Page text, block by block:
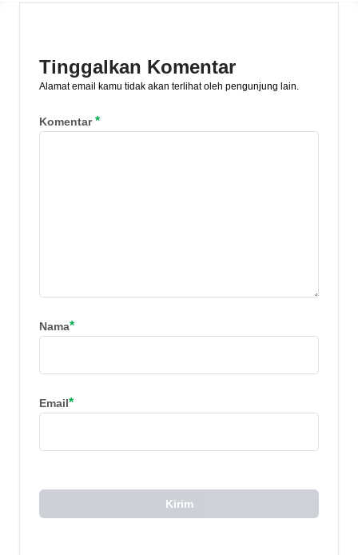
Tinggalkan Komentar
Alamat email kamu tidak akan terlihat oleh pengunjung lain.
Komentar*
Nama*
Email*
Kirim